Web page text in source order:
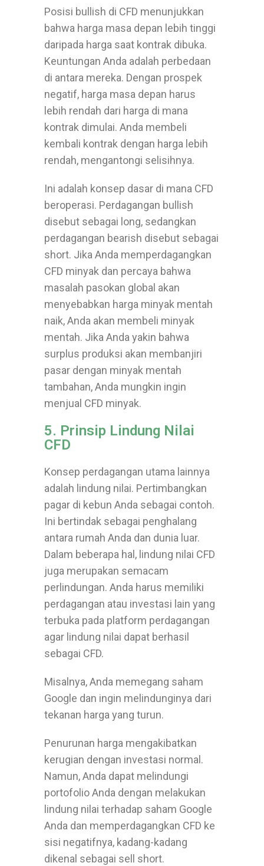
Posisi bullish di CFD menunjukkan
bahwa harga masa depan lebih tinggi
daripada harga saat kontrak dibuka.
Keuntungan Anda adalah perbedaan
di antara mereka. Dengan prospek
negatif, harga masa depan harus
lebih rendah dari harga di mana
kontrak dimulai. Anda membeli
kembali kontrak dengan harga lebih
rendah, mengantongi selisihnya.
Ini adalah konsep dasar di mana CFD
beroperasi. Perdagangan bullish
disebut sebagai long, sedangkan
perdagangan bearish disebut sebagai
short. Jika Anda memperdagangkan
CFD minyak dan percaya bahwa
masalah pasokan global akan
menyebabkan harga minyak mentah
naik, Anda akan membeli minyak
mentah. Jika Anda yakin bahwa
surplus produksi akan membanjiri
pasar dengan minyak mentah
tambahan, Anda mungkin ingin
menjual CFD minyak.
5. Prinsip Lindung Nilai
CFD
Konsep perdagangan utama lainnya
adalah lindung nilai. Pertimbangkan
pagar di kebun Anda sebagai contoh.
Ini bertindak sebagai penghalang
antara rumah Anda dan dunia luar.
Dalam beberapa hal, lindung nilai CFD
juga merupakan semacam
perlindungan. Anda harus memiliki
perdagangan atau investasi lain yang
terbuka pada platform perdagangan
agar lindung nilai dapat berhasil
sebagai CFD.
Misalnya, Anda memegang saham
Google dan ingin melindunginya dari
tekanan harga yang turun.
Penurunan harga mengakibatkan
kerugian dengan investasi normal.
Namun, Anda dapat melindungi
portofolio Anda dengan melakukan
lindung nilai terhadap saham Google
Anda dan memperdagangkan CFD ke
sisi negatifnya, kadang-kadang
dikenal sebagai sell short.